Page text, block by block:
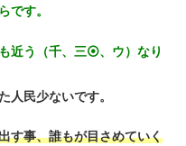
です。
近う（千、三⦿、ウ）なり
人民少ないです。
す事、誰もが目さめていく